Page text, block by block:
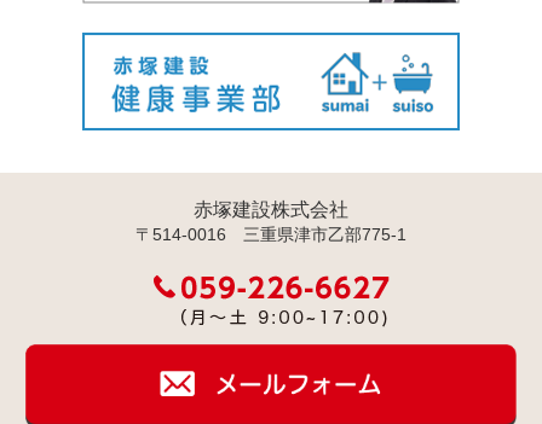
赤塚建設株式会社
〒514-0016 三重県津市乙部775-1